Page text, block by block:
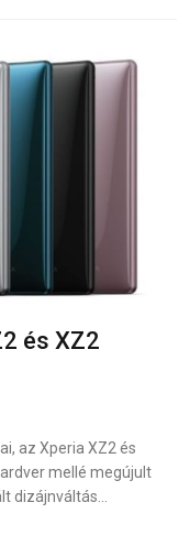
és XZ2
az Xperia XZ2 és
mellé megújult
dizájnváltás…